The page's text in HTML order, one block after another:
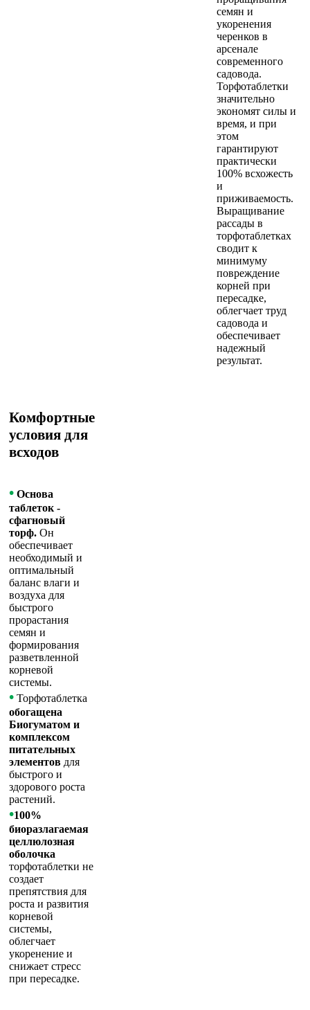
семян и
укоренения
черенков в
арсенале
современного
садовода.
Торфотаблетки
значительно
экономят силы и
время, и при
этом
гарантируют
практически
100% всхожесть
и
приживаемость.
Выращивание
рассады в
торфотаблетках
сводит к
минимуму
повреждение
корней при
пересадке,
облегчает труд
садовода и
обеспечивает
надежный
результат.
Комфортные
условия для
всходов
• Основа
таблеток -
сфагновый
торф. Он
обеспечивает
необходимый и
оптимальный
баланс влаги и
воздуха для
быстрого
прорастания
семян и
формирования
разветвленной
корневой
системы.
• Торфотаблетка
обогащена
Биогуматом и
комплексом
питательных
элементов для
быстрого и
здорового роста
растений.
•100%
биоразлагаемая
целлюлозная
оболочка
торфотаблетки не
создает
препятствия для
роста и развития
корневой
системы,
облегчает
укоренение и
снижает стресс
при пересадке.